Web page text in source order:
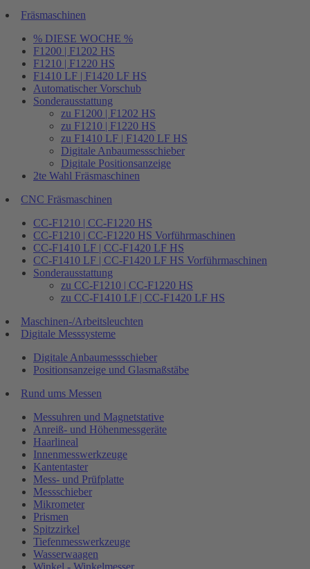
Fräsmaschinen
% DIESE WOCHE %
F1200 | F1202 HS
F1210 | F1220 HS
F1410 LF | F1420 LF HS
Automatischer Vorschub
Sonderausstattung
zu F1200 | F1202 HS
zu F1210 | F1220 HS
zu F1410 LF | F1420 LF HS
Digitale Anbaumessschieber
Digitale Positionsanzeige
2te Wahl Fräsmaschinen
CNC Fräsmaschinen
CC-F1210 | CC-F1220 HS
CC-F1210 | CC-F1220 HS Vorführmaschinen
CC-F1410 LF | CC-F1420 LF HS
CC-F1410 LF | CC-F1420 LF HS Vorführmaschinen
Sonderausstattung
zu CC-F1210 | CC-F1220 HS
zu CC-F1410 LF | CC-F1420 LF HS
Maschinen-/Arbeitsleuchten
Digitale Messsysteme
Digitale Anbaumessschieber
Positionsanzeige und Glasmaßstäbe
Rund ums Messen
Messuhren und Magnetstative
Anreiß- und Höhenmessgeräte
Haarlineal
Innenmesswerkzeuge
Kantentaster
Mess- und Prüfplatte
Messschieber
Mikrometer
Prismen
Spitzzirkel
Tiefenmesswerkzeuge
Wasserwaagen
Winkel - Winkelmesser